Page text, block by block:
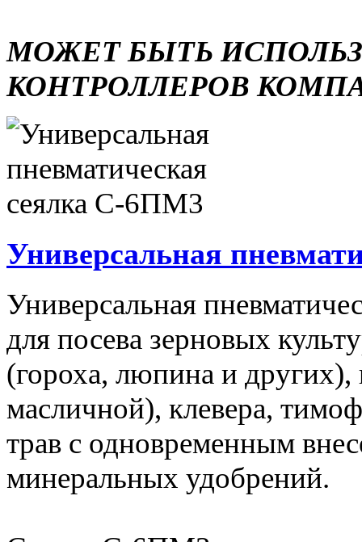
МОЖЕТ БЫТЬ
КОНТРОЛЛЕРОВ
Универсальная
Универсальная
для посева зерновых
(гороха, люпина и других),
масличной), клевера,
трав с одновременным
минеральных удобрений.